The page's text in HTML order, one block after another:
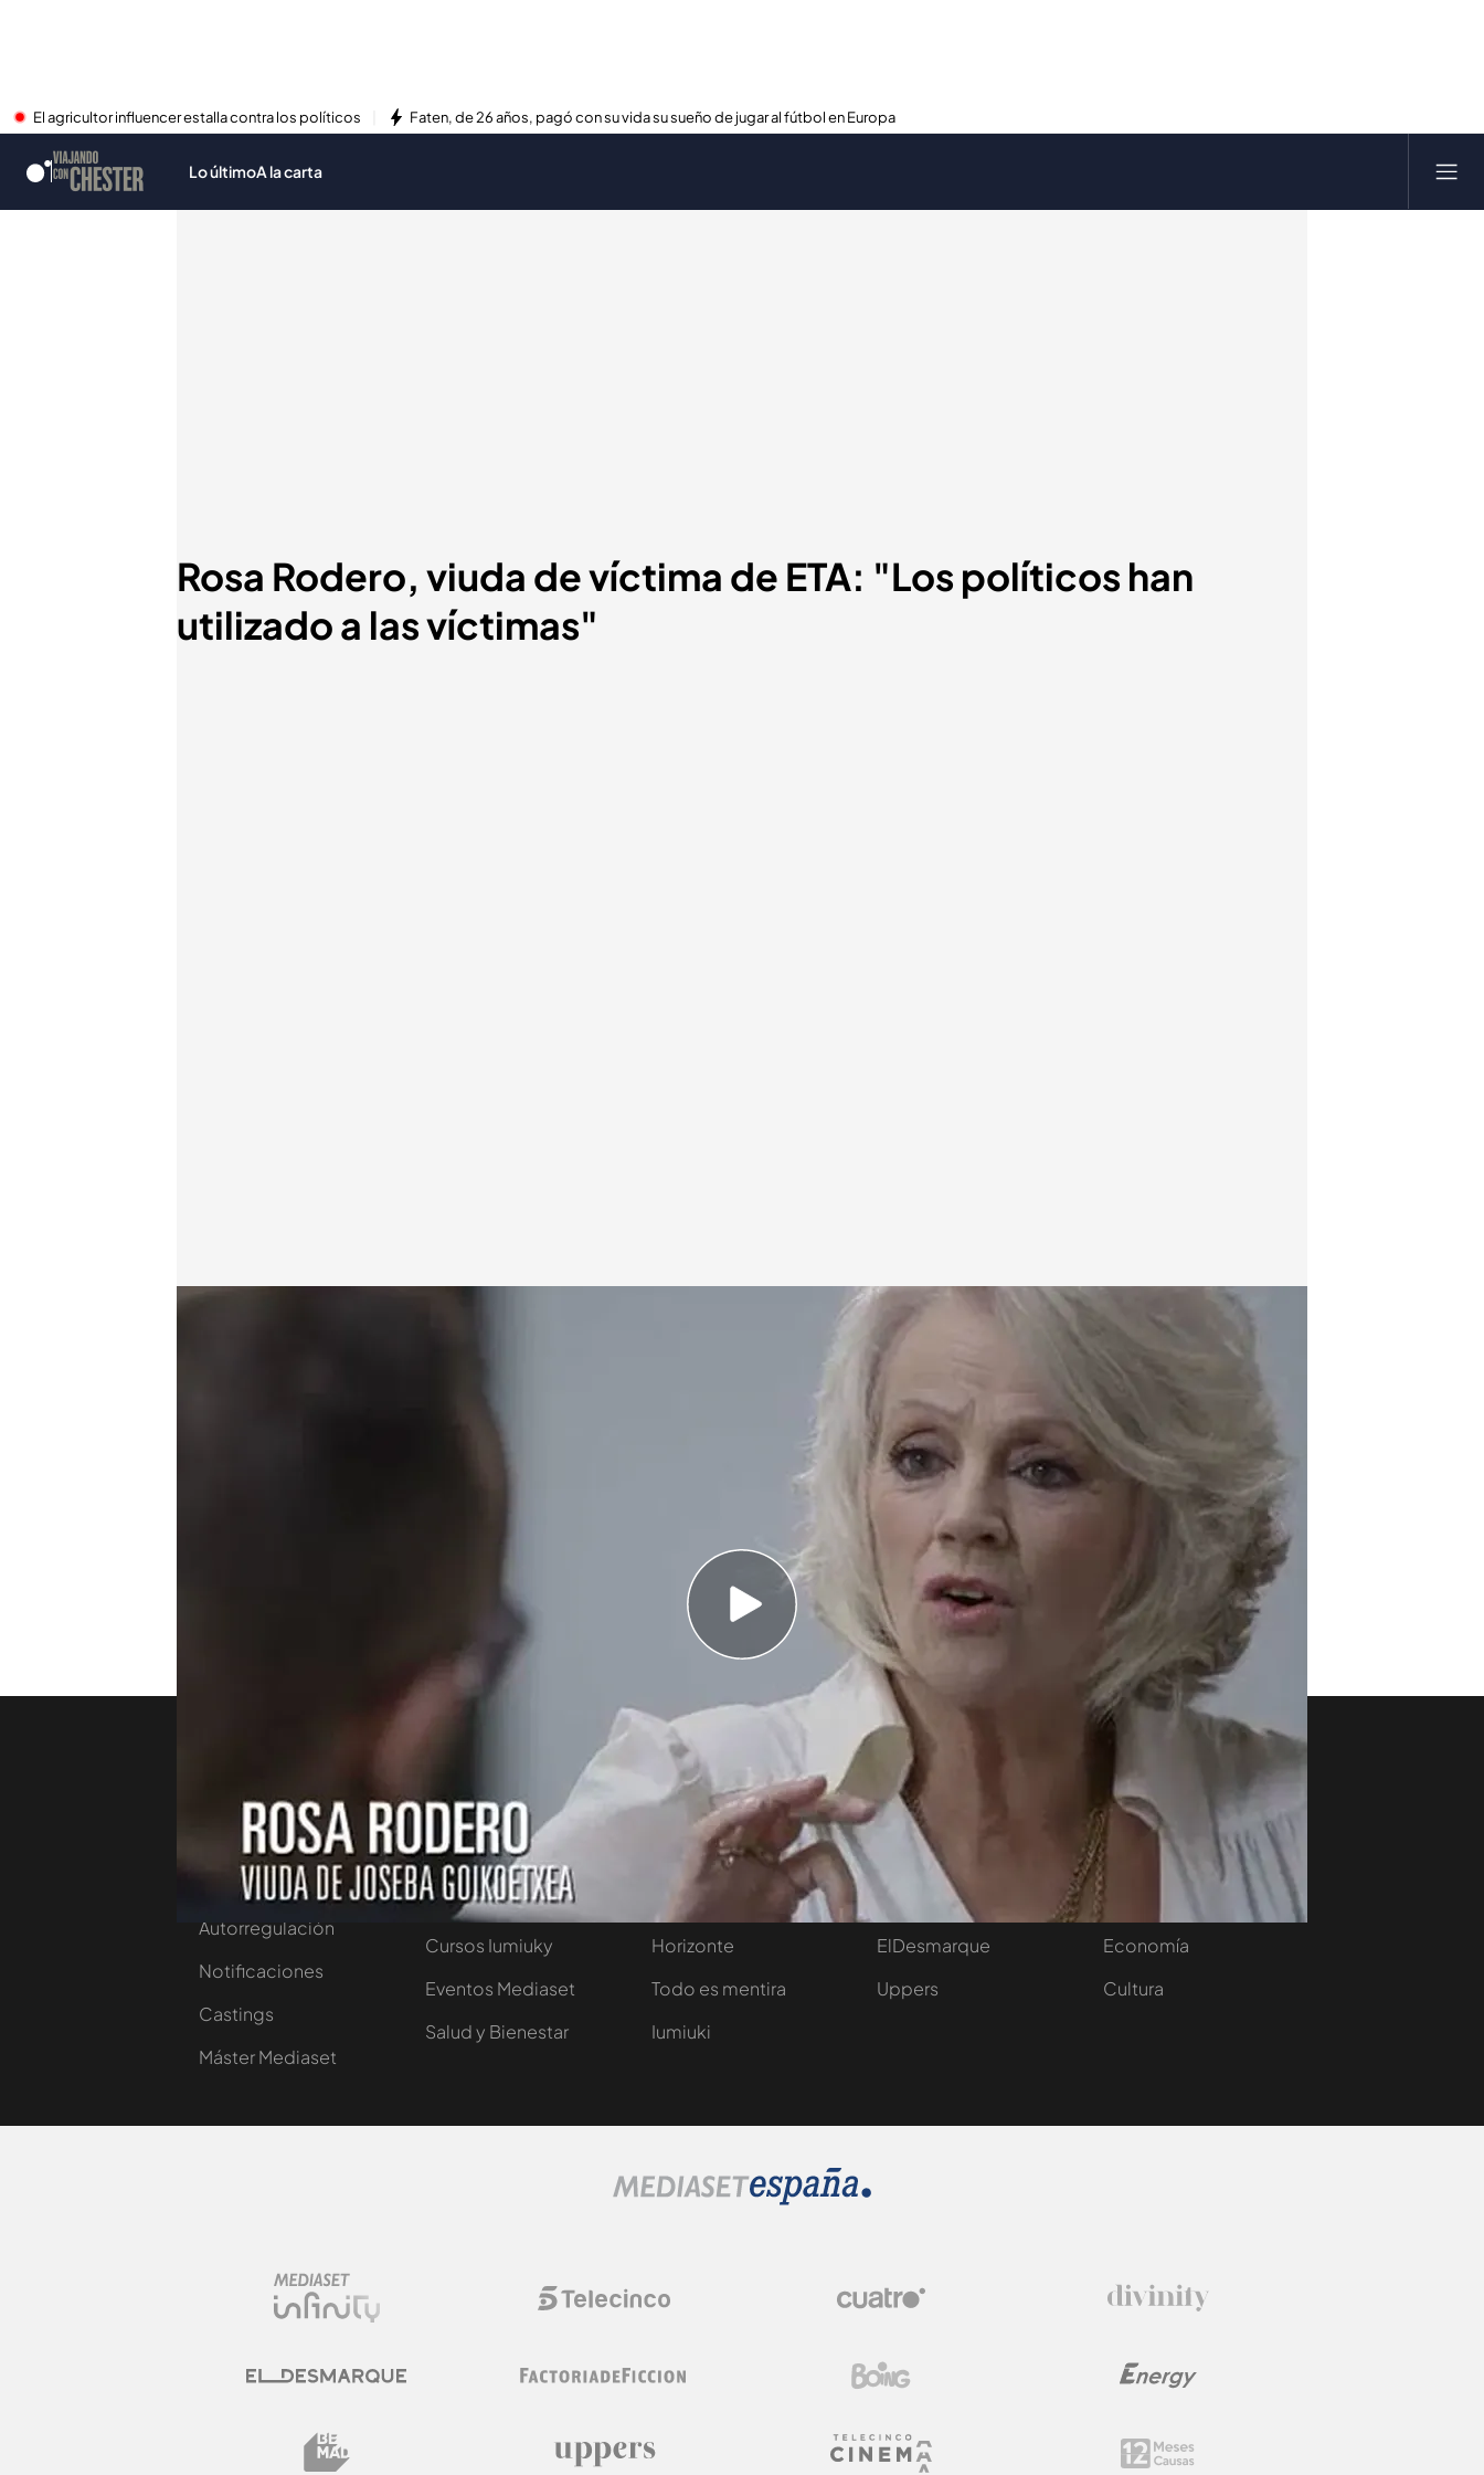
El agricultor influencer estalla contra los políticos Faten, de 26 años, pagó con su vida su sueño de jugar al fútbol en Europa
Lo últimoA la carta
Rosa Rodero, viuda de víctima de ETA: "Los políticos han
utilizado a las víctimas"
apartadas. A partir del año 94, empiezan a caer políticos y les empiezan a
dar protagonimo a las víctimas", explica la viuda de Joseba Goikoetxea.
Además, el juez Elpidio Silva se sienta en el Chester para hablar de la
Contacta
Trabaja en nuestro
grupo
Autorregulación
Notificaciones
Castings
Máster Mediaset
Comprar entradas
Ofertas y regalos
Planes Cuatro
Cursos Iumiuky
Eventos Mediaset
Salud y Bienestar
Programas
First Dates
En boca de todos
Cuarto Milenio
Horizonte
Todo es mentira
Iumiuki
Más de Mediaset
Mediaset Infinity
Telecinco
Divinity
ElDesmarque
Uppers
Nacional
Internacional
Economía
Cultura